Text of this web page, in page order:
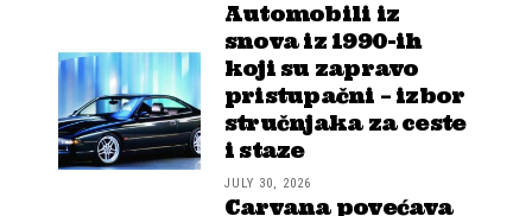
Automobili iz
snova iz 1990-ih
koji su zapravo
pristupačni – izbor
stručnjaka za ceste
i staze
JULY 30, 2026
Carvana povećava